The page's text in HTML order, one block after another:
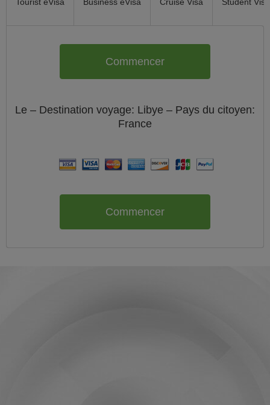
Commencer
Le – Destination voyage: Libye – Pays du citoyen:
France
Commencer